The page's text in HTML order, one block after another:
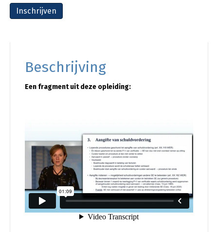
Inschrijven
Beschrijving
Een fragment uit deze opleiding: